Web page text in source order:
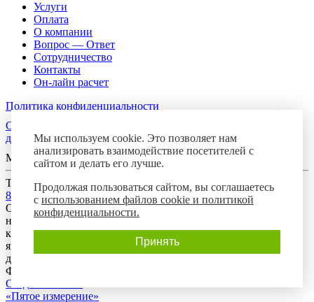
Услуги
Оплата
О компании
Вопрос — Ответ
Сотрудничество
Контакты
Он-лайн расчет
Политика конфиденциальности
Согласие посетителя сайта на обработку персональных
данных
Мы в соцсетях
Телефон горячей линии
8-800-700-8788
Обращаем Ваше внимание на то, что данный интернет-сайт
носит исключительно информационный характер и ни при
каких условиях предложения, размещенные на нем, не
являются публичной офертой, определяемой положениями
действующего гражданского законодательства Российской
Федерации.
Создание сайта:
«Пятое измерение»
Мы используем cookie. Это позволяет нам
анализировать взаимодействие посетителей с
сайтом и делать его лучше.
Продолжая пользоваться сайтом, вы соглашаетесь
с использованием файлов cookie и политикой
конфиденциальности.
Принять